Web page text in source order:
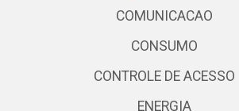
COMUNICACAO
CONSUMO
CONTROLE DE ACESSO
ENERGIA